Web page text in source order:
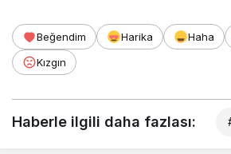
Beğendim Harika Haha
Kızgın
Haberle ilgili daha fazlası: